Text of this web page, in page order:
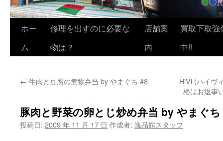
ホー
ム
修理を出すのに必要な
物は？
店舗案
内
買取下取強
中!!
← 牛肉と豆腐の煮物弁当 by やまぐち #8
HiVi (ハイヴ
格はお返事
豚肉と野菜の卵とじ炒め弁当 by やまぐ
投稿日: 2009 年 11 月 17 日 作成者: 逸品館スタッフ